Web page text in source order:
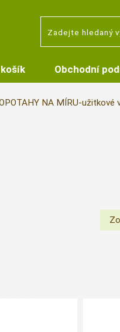
Obchodní
NA MÍRU-užitkové